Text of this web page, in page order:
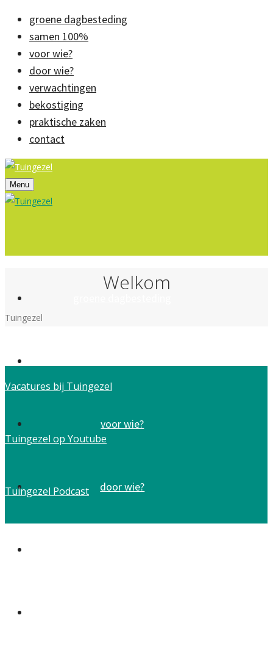
groene dagbesteding
samen 100%
voor wie?
door wie?
verwachtingen
bekostiging
praktische zaken
contact
Menu
voor wie?
door wie?
Welkom
Tuingezel
Vacatures bij Tuingezel
Tuingezel op Youtube
Tuingezel Podcast